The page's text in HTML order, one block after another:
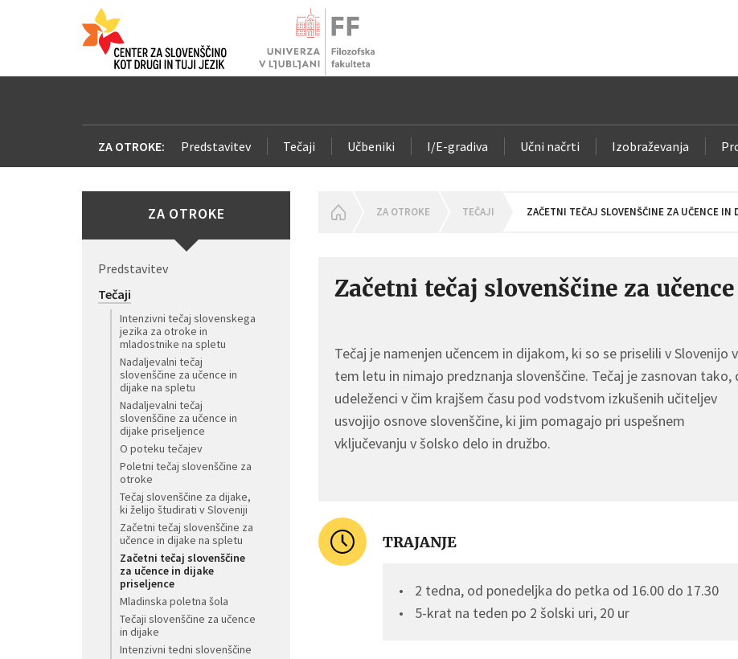
ZA OTROKE: Predstavitev Tečaji Učbeniki I/E-gradiva Učni načrti Izobraževanja
ZA OTROKE
Predstavitev
Tečaji
Intenzivni tečaj slovenskega
jezika za otroke in
mladostnike na spletu
Nadaljevalni tečaj
slovenščine za učence in
dijake na spletu
Nadaljevalni tečaj
slovenščine za učence in
dijake priseljence
O poteku tečajev
Poletni tečaj slovenščine za
otroke
Tečaj slovenščine za dijake,
ki želijo študirati v Sloveniji
Začetni tečaj slovenščine za
učence in dijake na spletu
Začetni tečaj slovenščine
za učence in dijake
priseljence
Mladinska poletna šola
Tečaji slovenščine za učence
in dijake
Intenzivni tedni slovenščine
HOMEPAGE
ZA OTROKE TEČAJI ZAČETNI TEČAJ SLOVENŠČINE ZA UČENCE IN
Začetni tečaj slovenščine za
Tečaj je namenjen učencem in dijakom, ki so se priselili v Slovenijo v
tem letu in nimajo predznanja slovenščine. Tečaj je zasnovan tako,
udeleženci v čim krajšem času pod vodstvom izkušenih učiteljev
usvojijo osnove slovenščine, ki jim pomagajo pri uspešnem
vključevanju v šolsko delo in družbo.
TRAJANJE
2 tedna, od ponedeljka do petka od 16.00 do 17.30
5-krat na teden po 2 šolski uri, 20 ur